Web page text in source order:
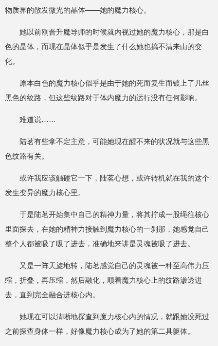
物质界的散发微光的晶体——她的魔力核心。
她以前刚晋升魔导师的时候就内视过她的魔力核心，那是白
色的晶体，而现在晶体似乎是发生了什么她也搞不清来由的变
化。
原本白色的魔力核心似乎是由于她的死而复生而镀上了几丝
黑色的纹路，但这些纹路对于体内魔力的运行没有任何影响。
难道说……
陆茗有些拿不定主意，可能她现在醒不来的状况就与这些黑
色纹路有关。
或许我应该触碰它一下，陆茗心想，或许转机就在我的这个
发生变异的魔力核心里。
于是陆茗开始集中自己的精神力量，将其拧成一股绳往核心
里面探去，在她的精神力接触到魔力核心的一刹那，她感觉自己
整个人都被吸了吸了进去，准确地来讲是灵魂被吸了进去。
又是一阵天旋地转，陆茗感觉自己的灵魂被一种至高伟力压
缩，折叠，再压缩，然后融化，顺着魔力核心上的纹路渗透进
去，直到完全融合进核心内。
她现在可以清晰地探查到魔力核心内的情况，就跟她没死过
之前探查身体一样，好像魔力核心成为了她的第二具躯体。